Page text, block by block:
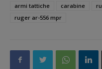
armi tattiche
carabine
ruger ar-556 mpr